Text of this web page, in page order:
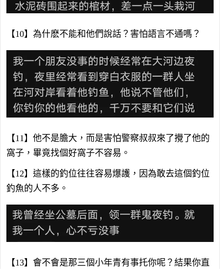
【10】為什麽不能和他們說話？害怕語言不通嗎？
【11】他不是膽大，而是害怕警察叔叔來了攪了他的
窩子，畢竟找個好窩子不容易。
【12】這樣的釣位往往容易爆護，因為敢去這個釣位
釣魚的人不多。
【13】會不會是那三個小年青有事托你呢？結果你直